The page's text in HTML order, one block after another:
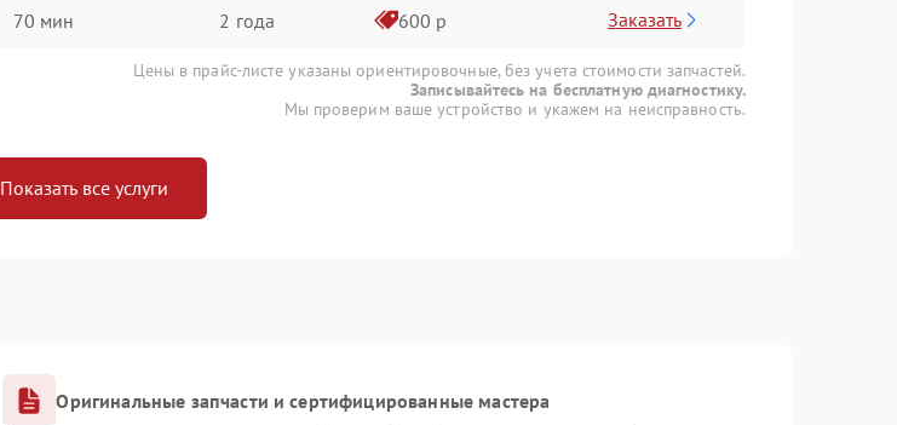
70 мин 2 года 600 р Заказать
Цены в прайс-листе указаны ориентировочные, без учета стоимости запчастей.
Записывайтесь на бесплатную диагностику.
Мы проверим ваше устройство и укажем на неисправность.
Показать все услуги
Оригинальные запчасти и сертифицированные мастера